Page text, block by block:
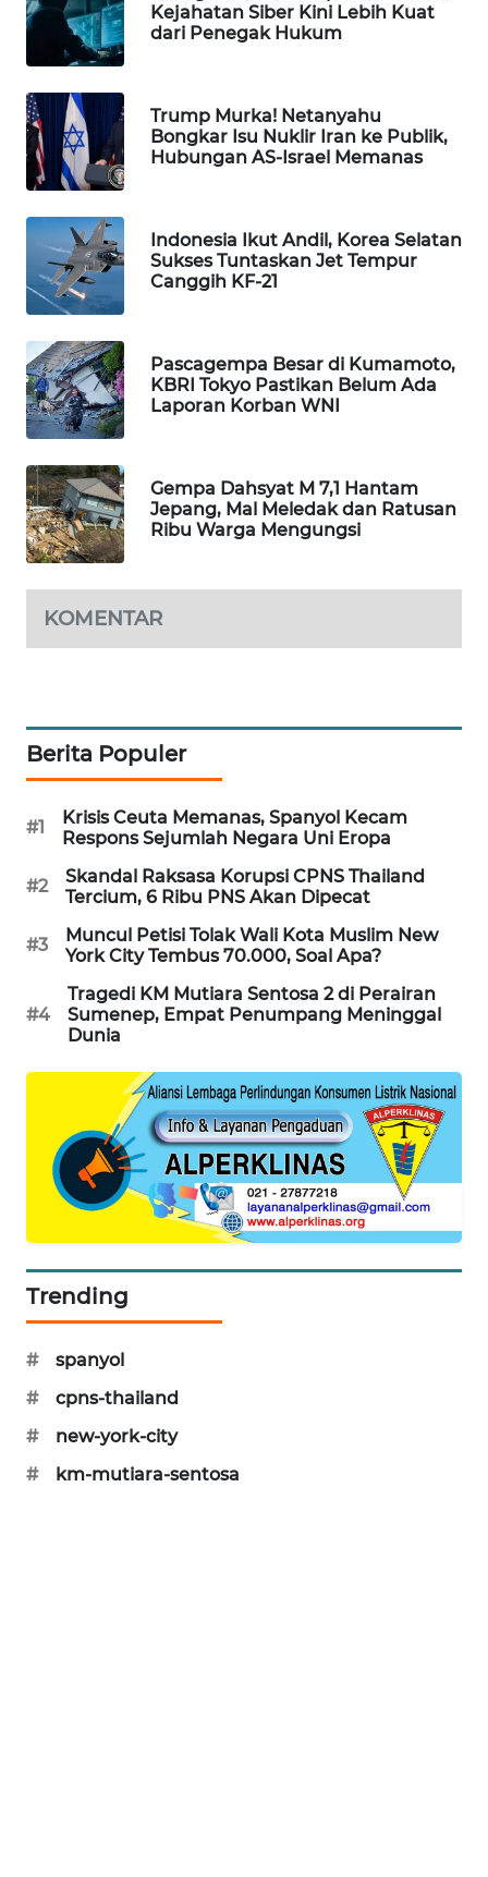
Kejahatan Siber Kini Lebih Kuat
dari Penegak Hukum
Trump Murka! Netanyahu
Bongkar Isu Nuklir Iran ke Publik,
Hubungan AS-Israel Memanas
Indonesia Ikut Andil, Korea Selatan
Sukses Tuntaskan Jet Tempur
Canggih KF-21
Pascagempa Besar di Kumamoto,
KBRI Tokyo Pastikan Belum Ada
Laporan Korban WNI
Gempa Dahsyat M 7,1 Hantam
Jepang, Mal Meledak dan Ratusan
Ribu Warga Mengungsi
KOMENTAR
Berita Populer
#1
Krisis Ceuta Memanas, Spanyol Kecam
Respons Sejumlah Negara Uni Eropa
#2
Skandal Raksasa Korupsi CPNS Thailand
Tercium, 6 Ribu PNS Akan Dipecat
#3
Muncul Petisi Tolak Wali Kota Muslim New
York City Tembus 70.000, Soal Apa?
#4
Tragedi KM Mutiara Sentosa 2 di Perairan
Sumenep, Empat Penumpang Meninggal
Dunia
Trending
#
spanyol
#
cpns-thailand
#
new-york-city
#
km-mutiara-sentosa
WAHANA
TRAVEL
WAHANA
TV
ID
WAHANANEWS
CO ID
WAHANANEWS
NET
WAHANA
SPORT
WAHANA
UMKM
SELEB
WAHANA
OTOMOTIF
WAHANA
HEALTH
WAHANA
DESA
LAPAK
KONSUMEN
LISTRIK
MASYARAKAT
KELISTRIKAN
ID
ID